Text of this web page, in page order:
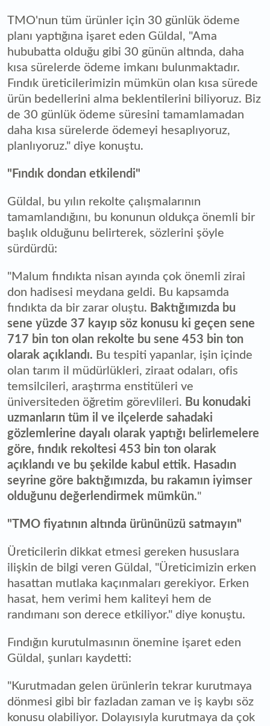
TMO'nun tüm ürünler için 30 günlük ödeme
planı yaptığına işaret eden Güldal, "Ama
hububatta olduğu gibi 30 günün altında, daha
kısa sürelerde ödeme imkanı bulunmaktadır.
Fındık üreticilerimizin mümkün olan kısa sürede
ürün bedellerini alma beklentilerini biliyoruz. Biz
de 30 günlük ödeme süresini tamamlamadan
daha kısa sürelerde ödemeyi hesaplıyoruz,
planlıyoruz." diye konuştu.
"Fındık dondan etkilendi"
Güldal, bu yılın rekolte çalışmalarının
tamamlandığını, bu konunun oldukça önemli bir
başlık olduğunu belirterek, sözlerini şöyle
sürdürdü:
"Malum fındıkta nisan ayında çok önemli zirai
don hadisesi meydana geldi. Bu kapsamda
fındıkta da bir zarar oluştu. Baktığımızda bu
sene yüzde 37 kayıp söz konusu ki geçen sene
717 bin ton olan rekolte bu sene 453 bin ton
olarak açıklandı. Bu tespiti yapanlar, işin içinde
olan tarım il müdürlükleri, ziraat odaları, ofis
temsilcileri, araştırma enstitüleri ve
üniversiteden öğretim görevlileri. Bu konudaki
uzmanların tüm il ve ilçelerde sahadaki
gözlemlerine dayalı olarak yaptığı belirlemelere
göre, fındık rekoltesi 453 bin ton olarak
açıklandı ve bu şekilde kabul ettik. Hasadın
seyrine göre baktığımızda, bu rakamın iyimser
olduğunu değerlendirmek mümkün."
"TMO fiyatının altında ürününüzü satmayın"
Üreticilerin dikkat etmesi gereken hususlara
ilişkin de bilgi veren Güldal, "Üreticimizin erken
hasattan mutlaka kaçınmaları gerekiyor. Erken
hasat, hem verimi hem kaliteyi hem de
randımanı son derece etkiliyor." diye konuştu.
Fındığın kurutulmasının önemine işaret eden
Güldal, şunları kaydetti:
"Kurutmadan gelen ürünlerin tekrar kurutmaya
dönmesi gibi bir fazladan zaman ve iş kaybı söz
konusu olabiliyor. Dolayısıyla kurutmaya da çok